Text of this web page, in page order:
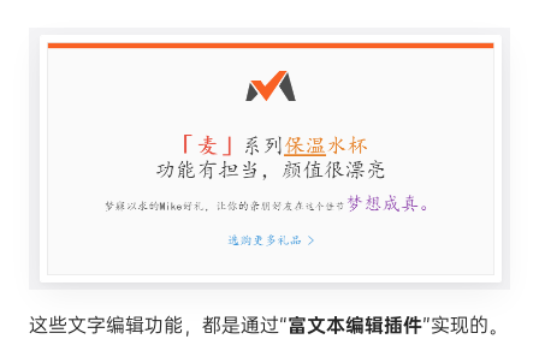
这些文字编辑功能，都是通过“富文本编辑插件”实现的。